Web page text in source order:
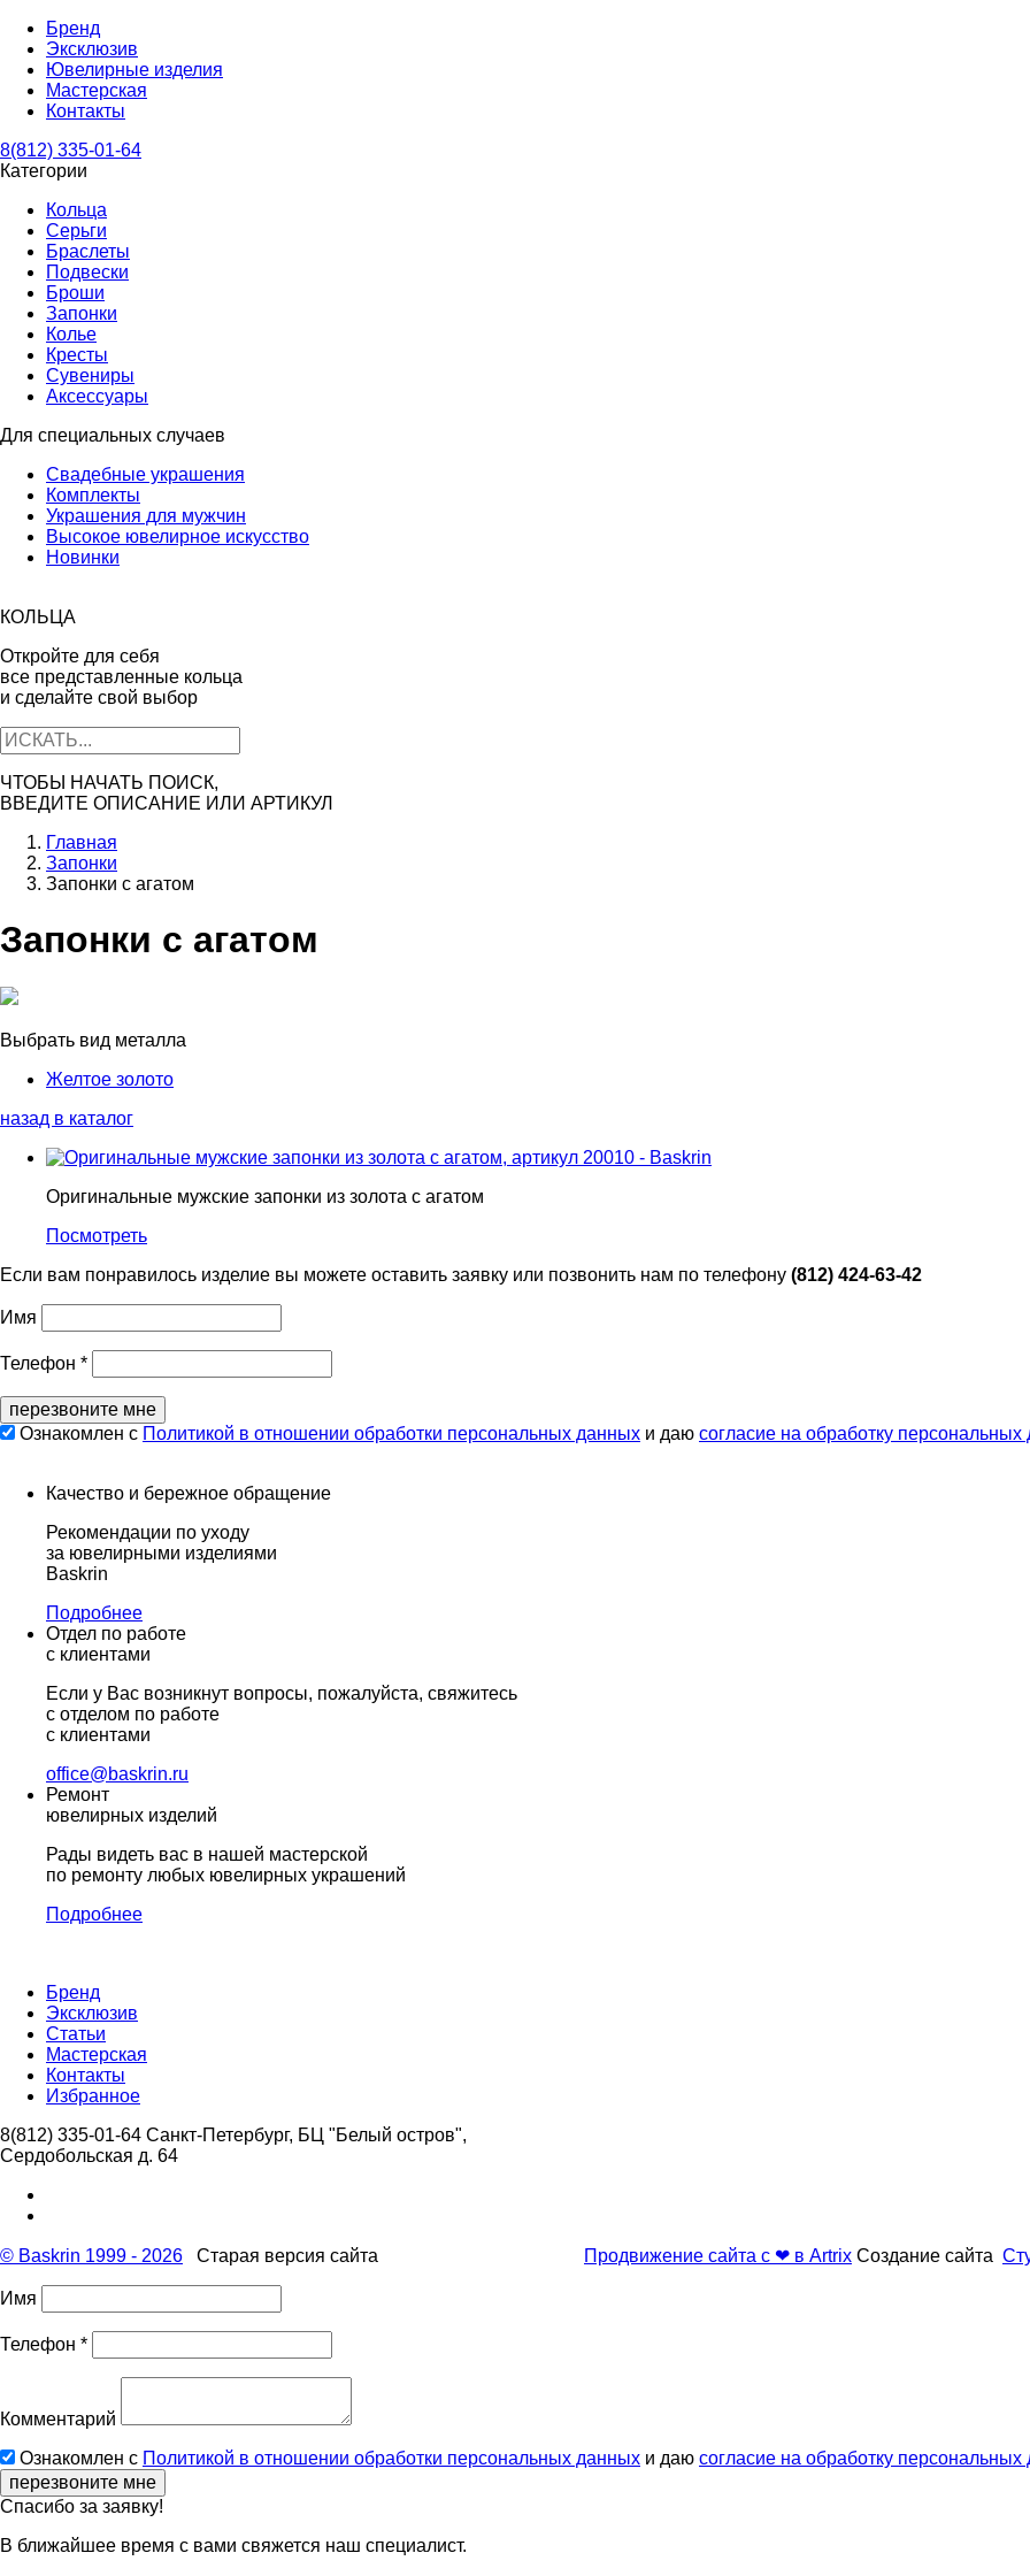
Бренд
Эксклюзив
Ювелирные изделия
Мастерская
Контакты
8(812) 335-01-64
Категории
Кольца
Серьги
Браслеты
Подвески
Броши
Запонки
Колье
Кресты
Сувениры
Аксессуары
Для специальных случаев
Свадебные украшения
Комплекты
Украшения для мужчин
Высокое ювелирное искусство
Новинки
КОЛЬЦА
Откройте для себя
все представленные кольца
и сделайте свой выбор
ЧТОБЫ НАЧАТЬ ПОИСК,
ВВЕДИТЕ ОПИСАНИЕ ИЛИ АРТИКУЛ
Главная
Запонки
Запонки c агатом
Запонки c агатом
Выбрать вид металла
Желтое золото
назад в каталог
Оригинальные мужские запонки из золота с агатом
Посмотреть
Если вам понравилось изделие вы можете оставить заявку или позвонить нам по телефону (812) 424-63-42
Имя
Телефон *
перезвоните мне
Ознакомлен с Политикой в отношении обработки персональных данных и даю согласие на обработку персональных
Качество и бережное обращение
Рекомендации по уходу
за ювелирными изделиями
Baskrin
Подробнее
Отдел по работе
с клиентами
Если у Вас возникнут вопросы, пожалуйста, свяжитесь
с отделом по работе
с клиентами
office@baskrin.ru
Ремонт
ювелирных изделий
Рады видеть вас в нашей мастерской
по ремонту любых ювелирных украшений
Подробнее
Бренд
Эксклюзив
Статьи
Мастерская
Контакты
Избранное
8(812) 335-01-64 Санкт-Петербург, БЦ "Белый остров",
Сердобольская д. 64
© Baskrin 1999 - 2026 Старая версия сайта Продвижение сайта с ❤ в Artrix Создание сайта
Имя
Телефон *
Комментарий
Ознакомлен с Политикой в отношении обработки персональных данных и даю согласие на обработку персональных
перезвоните мне
Cпасибо за заявку!
В ближайшее время с вами свяжется наш специалист.